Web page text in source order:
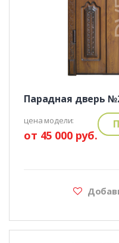
Парадная дверь
цена модели:
от 45 000 руб.